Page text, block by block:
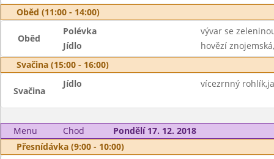
Oběd (11:00 - 14:00)
Oběd
Polévka
vývar se
Jídlo
hovězí
Svačina (15:00 - 16:00)
Svačina
Jídlo vícezrnný
Menu Chod
Pondělí 17. 12. 2018
Přesnídávka (9:00 - 10:00)